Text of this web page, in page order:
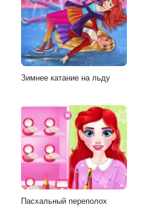
Зимнее катание на льду
Пасхальный переполох